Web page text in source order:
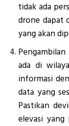
tidak ada
drone dapat
yang akan
ada di
informasi
data yang
Pastikan
elevasi